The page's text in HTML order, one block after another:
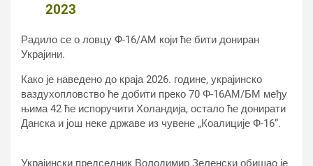
2023
Радило се о ловцу Ф-16/АМ који ће бити дониран
Украјини.
Како је наведено до краја 2026. године, украјинско
ваздухопловство ће добити преко 70 Ф-16АМ/БМ међу
њима 42 ће испоручити Холандија, остало ће донирати
Данска и још неке државе из чувене „Коалиције Ф-16“.
Украјински председник Володимир Зеленски обишао је